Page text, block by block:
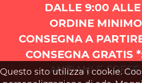
DALLE 9:00
ORDINE
CONSEGNA A
CONSEGNA GRATIS
ANZIANI E
Questo sito utilizza i cookie.